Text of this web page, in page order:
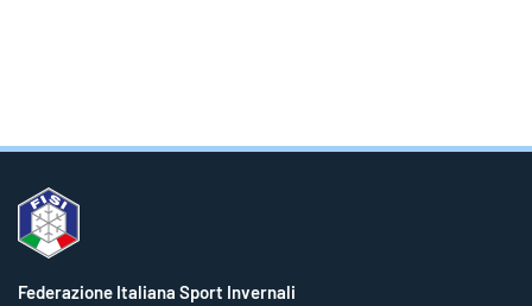
Federazione Italiana Sport Invernali